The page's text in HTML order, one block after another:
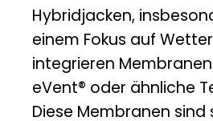
Hybridjacken,
einem Fokus auf
integrieren Membranen
eVent® oder ähnliche
Diese Membranen